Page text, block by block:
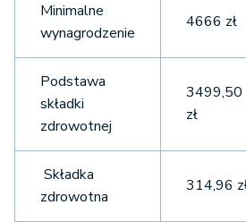
Minimalne
wynagrodzenie
4666 zł
Podstawa
składki
zdrowotnej
3499,50
zł
Składka
zdrowotna
314,96